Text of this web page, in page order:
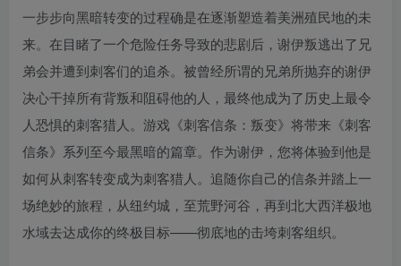
一步步向黑暗转变的过程确是在逐渐塑造着美洲殖民地的未
来。在目睹了一个危险任务导致的悲剧后，谢伊叛逃出了兄
弟会并遭到刺客们的追杀。被曾经所谓的兄弟所抛弃的谢伊
决心干掉所有背叛和阻碍他的人，最终他成为了历史上最令
人恐惧的刺客猎人。游戏《刺客信条：叛变》将带来《刺客
信条》系列至今最黑暗的篇章。作为谢伊，您将体验到他是
如何从刺客转变成为刺客猎人。追随你自己的信条并踏上一
场绝妙的旅程，从纽约城，至荒野河谷，再到北大西洋极地
水域去达成你的终极目标——彻底地的击垮刺客组织。